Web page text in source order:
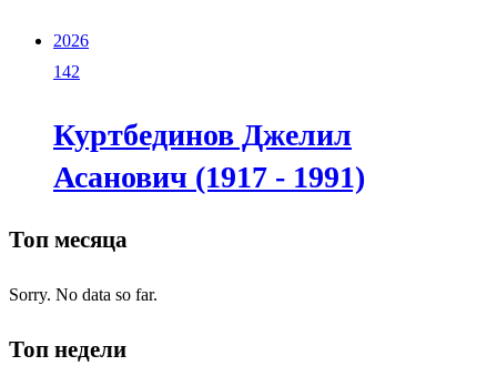
2026
142
Куртбединов Джелил
Асанович (1917 - 1991)
Топ месяца
Sorry. No data so far.
Топ недели